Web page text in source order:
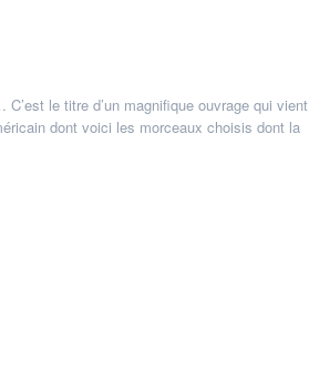
le titre d’un magnifique ouvrage qui vient
dont voici les morceaux choisis dont la